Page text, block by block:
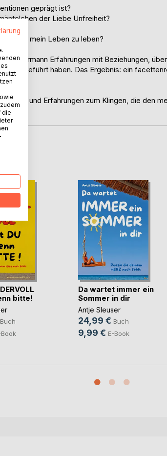
geprägt ist?
der Liebe Unfreiheit?
heute mein Leben zu leben?
Frormann Erfahrungen mit Beziehungen, über
geführt haben. Das Ergebnis: ein
und Erfahrungen zum Klingen, die den
bitte!
Buch
Book
Da wartet immer ein
Sommer in dir
Antje Sleuser
24,99 € Buch
9,99 € E-Book
die